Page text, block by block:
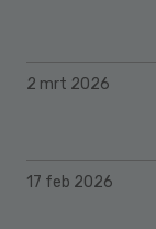
2 mrt 2026
17 feb 2026